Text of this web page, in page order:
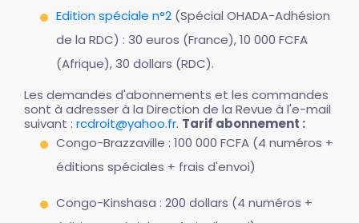
Edition spéciale n°2 (Spécial OHADA-Adhésion
de la RDC) : 30 euros (France), 10 000 FCFA
(Afrique), 30 dollars (RDC).
Les demandes d'abonnements et les commandes
sont à adresser à la Direction de la Revue à l'e-mail
suivant : rcdroit@yahoo.fr. Tarif abonnement :
Congo-Brazzaville : 100 000 FCFA (4 numéros +
éditions spéciales + frais d'envoi)
Congo-Kinshasa : 200 dollars (4 numéros +